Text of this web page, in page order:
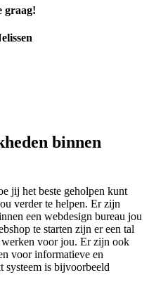
graag!
binnen
jij het beste geholpen kunt
verder te helpen. Er zijn
een webdesign bureau jou
te starten zijn er een tal
voor jou. Er zijn ook
voor informatieve en
systeem is bijvoorbeeld